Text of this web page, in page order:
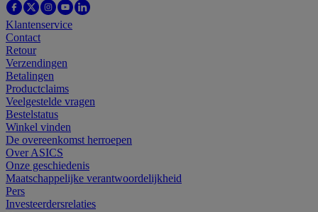
Klantenservice
Contact
Retour
Verzendingen
Betalingen
Productclaims
Veelgestelde vragen
Bestelstatus
Winkel vinden
De overeenkomst herroepen
Over ASICS
Onze geschiedenis
Maatschappelijke verantwoordelijkheid
Pers
Investeerdersrelaties